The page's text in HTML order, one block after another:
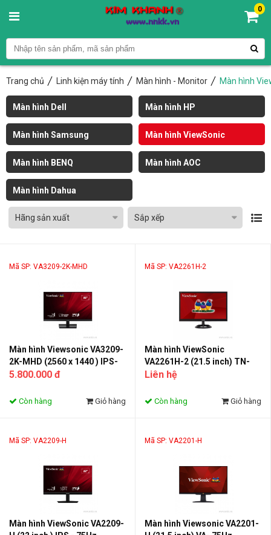
0
Trang chủ Linh kiện máy tính Màn hình - Monitor Màn hình
Màn hình Dell Màn hình HP
Màn hình Samsung Màn hình ViewSonic
Màn hình BENQ Màn hình AOC
Màn hình Dahua
Hãng sản xuất Sắp xếp
Mã SP: VA3209-2K-MHD
Màn hình Viewsonic VA3209-
2K-MHD (2560 x 1440 ) IPS-
75Hz
5.800.000 đ
Còn hàng Giỏ hàng
Mã SP: VA2261H-2
Màn hình ViewSonic
VA2261H-2 (21.5 inch) TN-
60Hz
Liên hệ
Còn hàng Giỏ hàng
Mã SP: VA2209-H
Màn hình ViewSonic VA2209-
Mã SP: VA2201-H
Màn hình Viewsonic VA2201-